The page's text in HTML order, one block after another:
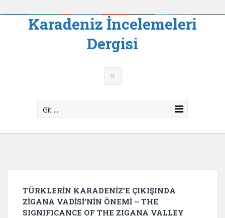
Karadeniz İncelemeleri
Dergisi
Git ...
TÜRKLERİN KARADENİZ’E ÇIKIŞINDA
ZİGANA VADİSİ’NİN ÖNEMİ – THE
SIGNIFICANCE OF THE ZIGANA VALLEY